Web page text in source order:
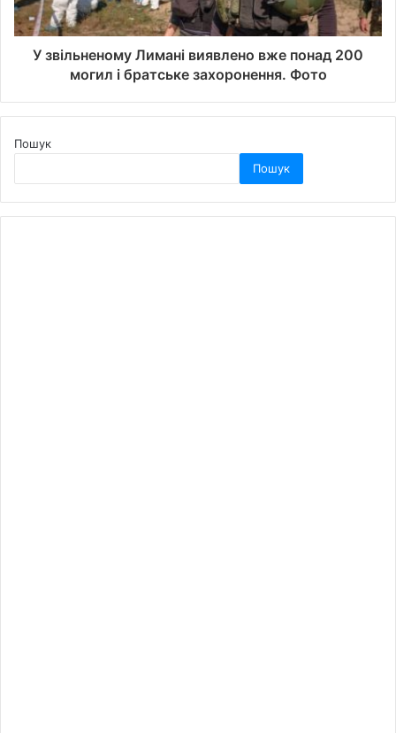
У звільненому Лимані виявлено вже понад 200
могил і братське захоронення. Фото
Пошук
Пошук